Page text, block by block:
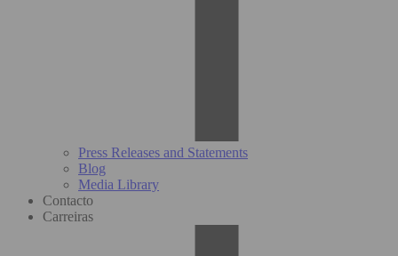
Press Releases and Statements
Blog
Media Library
Contacto
Carreiras